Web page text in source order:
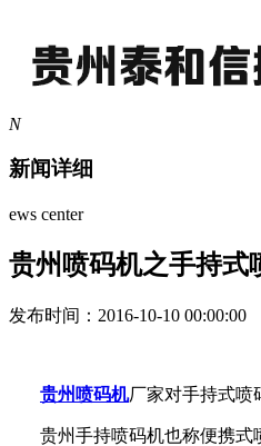
N
新闻详细
ews center
贵州喷码机之手持式
发布时间：2016-10-10 00:00:00
贵州喷码机厂家对手持式喷
贵州手持喷码机也称便携式